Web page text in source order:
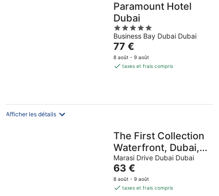
Paramount Hotel
Dubai
5
out
of
5
Business Bay Dubai Dubai
Le
prix
est
nuit
77 €
8 août - 9 août
taxes et frais compris
Afficher les détails
The First Collection
Waterfront, Dubai, a
Tribute Portfolio
Hotel
Marasi Drive Dubai Dubai
Le
prix
est
63 €
8 août - 9 août
taxes et frais compris